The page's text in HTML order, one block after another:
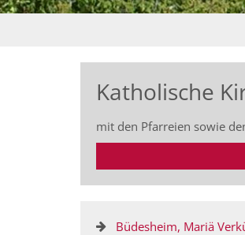
Katholische
mit den Pfarreien sowie
Büdesheim, Mariä